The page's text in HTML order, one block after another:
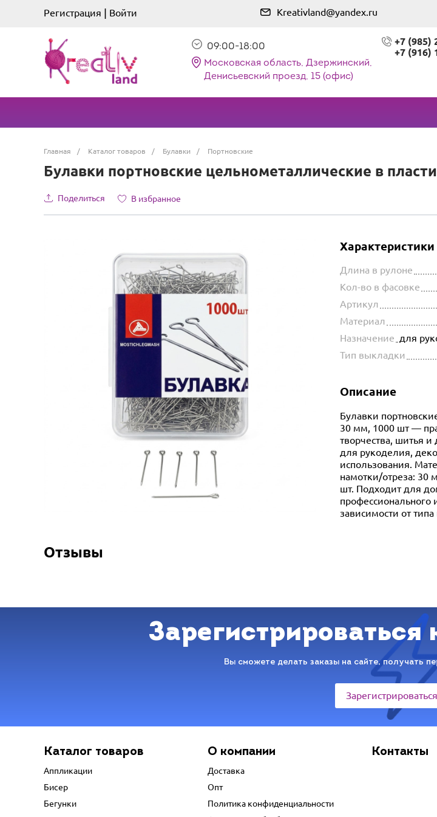
Регистрация | Войти Kreativland@yandex.ru
09:00-18:00
Московская область, Дзержинский,
Денисьевский проезд, 15 (офис)
+7 (985)
+7 (916)
Главная / Каталог товаров / Булавки / Портновские
Булавки портновские цельнометаллические в
Поделиться В избранное
Характеристики
Длина в рулоне
Кол-во в фасовке
Артикул
Материал
Назначение для
Тип выкладки
Описание
Булавки
30 мм, 1000 шт —
творчества, шитья и
для рукоделия,
использования.
намотки/отреза: 30
шт. Подходит для
профессионального
зависимости от
Отзывы
Вы сможете делать заказы на сайте, получать
Каталог товаров
Аппликации
Бисер
Бегунки
О компании
Доставка
Опт
Политика конфиденциальности
Контакты